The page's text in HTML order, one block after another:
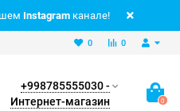
Instagram канале!
0
0
+998785555030 -
Интернет-магазин
0